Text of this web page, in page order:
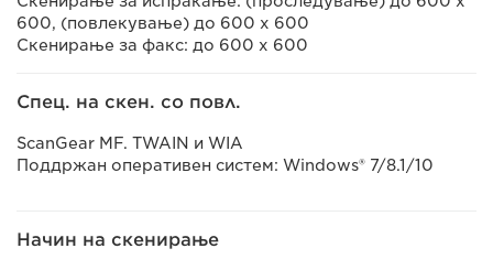
600, (повлекување) до 600 x 600
Скенирање за факс: до 600 x 600
Спец. на скен. со повл.
ScanGear MF. TWAIN и WIA
Поддржан оперативен систем: Windows® 7/8.1/10
Начин на скенирање